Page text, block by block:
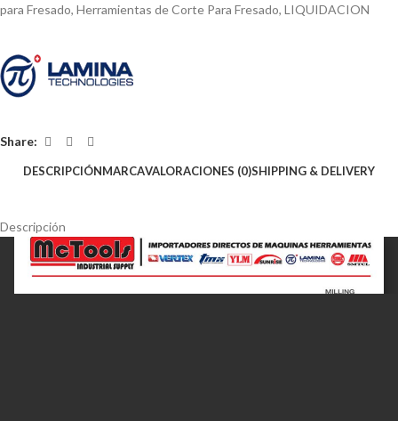
para Fresado, Herramientas de Corte Para Fresado, LIQUIDACION
Share:
DESCRIPCIÓNMARCAVALORACIONES (0)SHIPPING & DELIVERY
Descripción